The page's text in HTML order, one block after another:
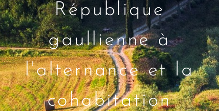
République
gaullienne à
l'alternance et la
cohabitation